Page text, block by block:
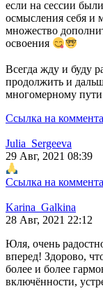
если на сессии
осмысления себя и
множество
освоения
Всегда жду и буду
продолжить и
многомерному
Ссылка на
Julia_Sergeeva
29 Авг, 2021 08:39
Ссылка на
Karina_Galkina
28 Авг, 2021 22:12
Юля, очень
вперед! Здорово,
более и более
включённости,